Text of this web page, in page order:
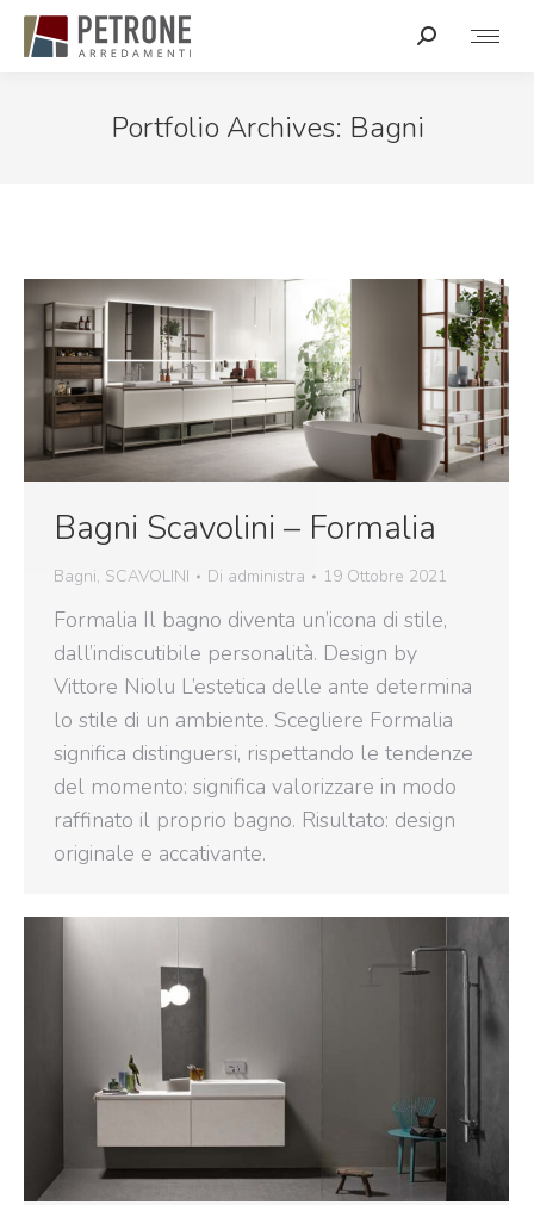
Portfolio Archives: Bagni
Bagni Scavolini – Formalia
Bagni, SCAVOLINI Di administra 19 Ottobre 2021
Formalia Il bagno diventa un’icona di stile,
dall’indiscutibile personalità. Design by
Vittore Niolu L’estetica delle ante determina
lo stile di un ambiente. Scegliere Formalia
significa distinguersi, rispettando le tendenze
del momento: significa valorizzare in modo
raffinato il proprio bagno. Risultato: design
originale e accativante.